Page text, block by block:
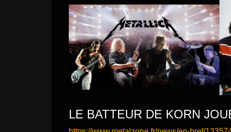
LE BATTEUR DE KORN